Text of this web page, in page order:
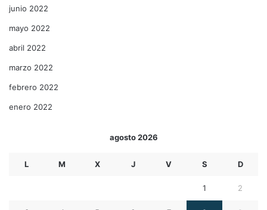
junio 2022
mayo 2022
abril 2022
marzo 2022
febrero 2022
enero 2022
agosto 2026
L M X J V S D
1 2